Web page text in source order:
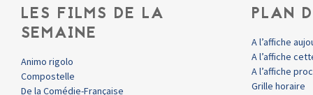
LES FILMS DE LA
SEMAINE
Animo rigolo
Compostelle
De la Comédie-Française
PLAN
A l’affiche
A l’affiche
A l’affiche
Grille horaire